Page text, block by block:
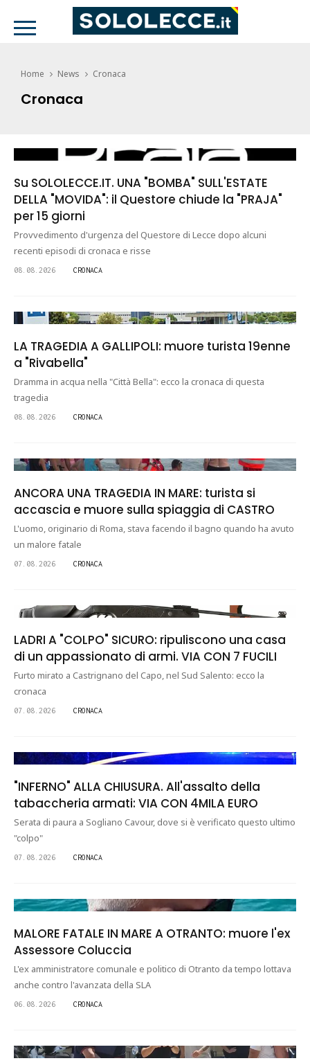
Home News Cronaca
Cronaca
Su SOLOLECCE.IT. UNA "BOMBA" SULL'ESTATE
DELLA "MOVIDA": il Questore chiude la "PRAJA"
per 15 giorni
Provvedimento d'urgenza del Questore di Lecce dopo alcuni
recenti episodi di cronaca e risse
08.08.2026 CRONACA
LA TRAGEDIA A GALLIPOLI: muore turista 19enne
a "Rivabella"
Dramma in acqua nella "Città Bella": ecco la cronaca di questa
tragedia
08.08.2026 CRONACA
ANCORA UNA TRAGEDIA IN MARE: turista si
accascia e muore sulla spiaggia di CASTRO
L'uomo, originario di Roma, stava facendo il bagno quando ha avuto
un malore fatale
07.08.2026 CRONACA
LADRI A "COLPO" SICURO: ripuliscono una casa
di un appassionato di armi. VIA CON 7 FUCILI
Furto mirato a Castrignano del Capo, nel Sud Salento: ecco la
cronaca
07.08.2026 CRONACA
"INFERNO" ALLA CHIUSURA. All'assalto della
tabaccheria armati: VIA CON 4MILA EURO
Serata di paura a Sogliano Cavour, dove si è verificato questo ultimo
"colpo"
07.08.2026 CRONACA
MALORE FATALE IN MARE A OTRANTO: muore l'ex
Assessore Coluccia
L'ex amministratore comunale e politico di Otranto da tempo lottava
anche contro l'avanzata della SLA
06.08.2026 CRONACA